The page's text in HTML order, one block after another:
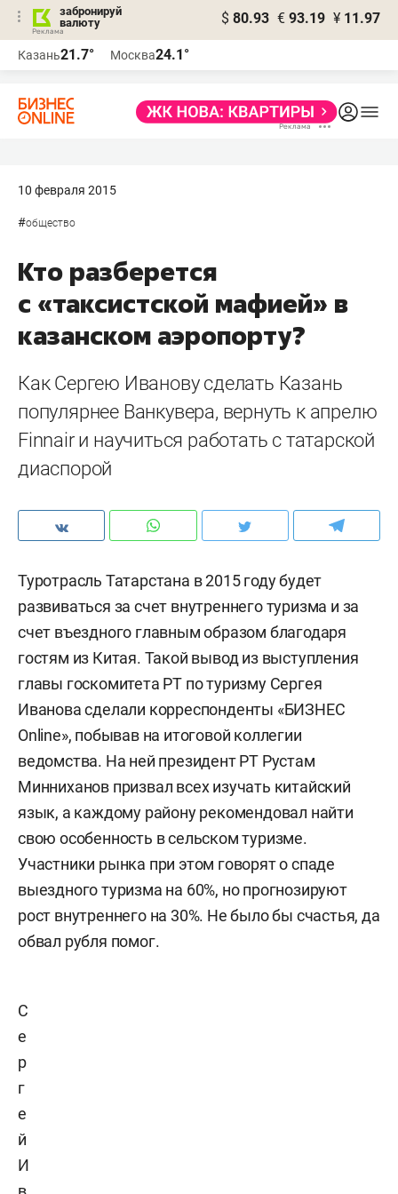
забронируй
валюту
$ 80.93 € 93.19 ¥ 11.97
Казань21.7° Москва24.1°
10 февраля 2015
#общество
Кто разберется
с «таксистской мафией» в
казанском аэропорту?
Как Сергею Иванову сделать Казань
популярнее Ванкувера, вернуть к апрелю
Finnair и научиться работать с татарской
диаспорой
Туротрасль Татарстана в 2015 году будет
развиваться за счет внутреннего туризма и за
счет въездного главным образом благодаря
гостям из Китая. Такой вывод из выступления
главы госкомитета РТ по туризму Сергея
Иванова сделали корреспонденты «БИЗНЕС
Online», побывав на итоговой коллегии
ведомства. На ней президент РТ Рустам
Минниханов призвал всех изучать китайский
язык, а каждому району рекомендовал найти
свою особенность в сельском туризме.
Участники рынка при этом говорят о спаде
выездного туризма на 60%, но прогнозируют
рост внутреннего на 30%. Не было бы счастья, да
обвал рубля помог.
С
е
р
г
е
й
И